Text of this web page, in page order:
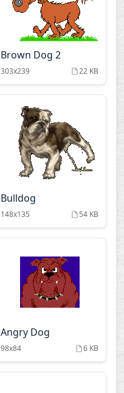
Brown Dog 2
303x239 22 KB
Bulldog
148x135 54 KB
Angry Dog
98x84 6 KB